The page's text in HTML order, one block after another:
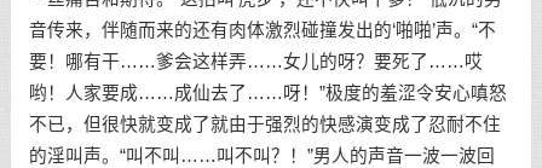
音传来，伴随而来的还有肉体激烈碰撞发出的‘啪啪’声。“不
要！哪有干……爹会这样弄……女儿的呀？要死了……哎
哟！人家要成……成仙去了……呀！”极度的羞涩令安心嗔怒
不已，但很快就变成了就由于强烈的快感演变成了忍耐不住
的淫叫声。“叫不叫……叫不叫？！”男人的声音一波一波回